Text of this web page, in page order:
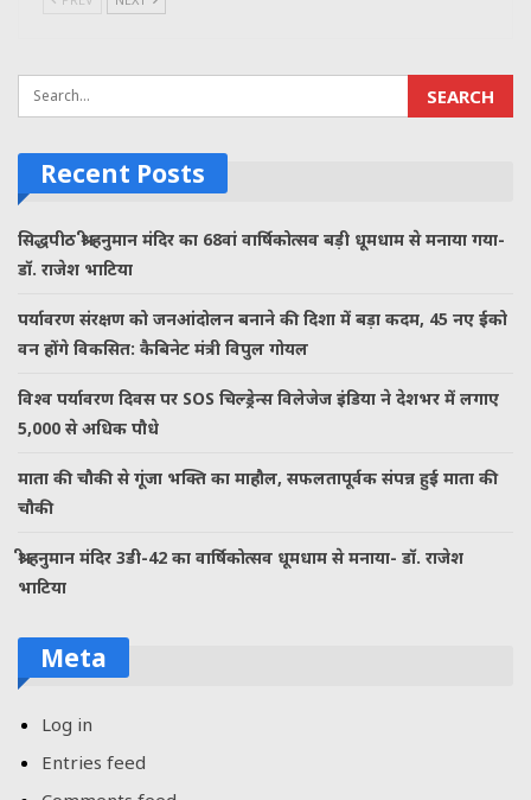
Recent Posts
सिद्धपीठ श्री हनुमान मंदिर का 68वां वार्षिकोत्सव बड़ी धूमधाम से मनाया गया-
डॉ. राजेश भाटिया
पर्यावरण संरक्षण को जनआंदोलन बनाने की दिशा में बड़ा कदम, 45 नए ईको
वन होंगे विकसित: कैबिनेट मंत्री विपुल गोयल
विश्व पर्यावरण दिवस पर SOS चिल्ड्रेन्स विलेजेज इंडिया ने देशभर में लगाए
5,000 से अधिक पौधे
माता की चौकी से गूंजा भक्ति का माहौल, सफलतापूर्वक संपन्न हुई माता की
चौकी
श्री हनुमान मंदिर 3डी-42 का वार्षिकोत्सव धूमधाम से मनाया- डॉ. राजेश
भाटिया
Meta
Log in
Entries feed